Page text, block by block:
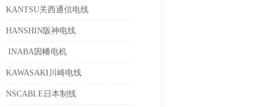
KANTSU关西通信电线
HANSHIN阪神电线
INABA因幡电机
KAWASAKI川崎电线
NSCABLE日本制线